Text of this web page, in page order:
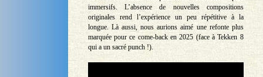
immersifs. L’absence de nouvelles compositions
originales rend l’expérience un peu répétitive à la
longue. Là aussi, nous aurions aimé une refonte plus
marquée pour ce come-back en 2025 (face à Tekken 8
qui a un sacré punch !).